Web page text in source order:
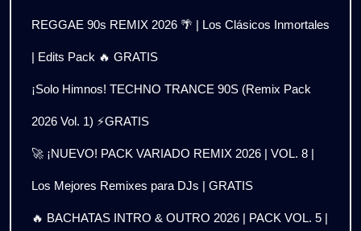
REGGAE 90s REMIX 2026 🌴 | Los Clásicos Inmortales
| Edits Pack 🔥 GRATIS
¡Solo Himnos! TECHNO TRANCE 90S (Remix Pack
2026 Vol. 1) ⚡GRATIS
🚀 ¡NUEVO! PACK VARIADO REMIX 2026 | VOL. 8 |
Los Mejores Remixes para DJs | GRATIS
🔥 BACHATAS INTRO & OUTRO 2026 | PACK VOL. 5 |